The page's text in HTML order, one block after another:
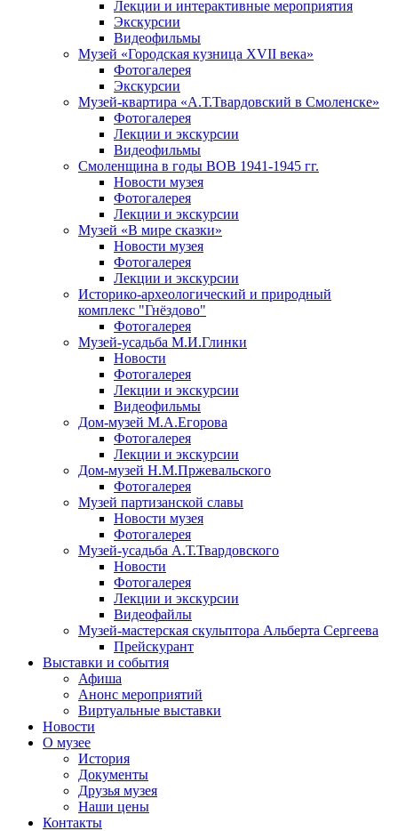
Лекции и интерактивные мероприятия
Экскурсии
Видеофильмы
Музей «Городская кузница XVII века»
Фотогалерея
Экскурсии
Музей-квартира «А.Т.Твардовский в Смоленске»
Фотогалерея
Лекции и экскурсии
Видеофильмы
Смоленщина в годы ВОВ 1941-1945 гг.
Новости музея
Фотогалерея
Лекции и экскурсии
Музей «В мире сказки»
Новости музея
Фотогалерея
Лекции и экскурсии
Историко-археологический и природный
комплекс "Гнёздово"
Фотогалерея
Музей-усадьба М.И.Глинки
Новости
Фотогалерея
Лекции и экскурсии
Видеофильмы
Дом-музей М.А.Егорова
Фотогалерея
Лекции и экскурсии
Дом-музей Н.М.Пржевальского
Фотогалерея
Музей партизанской славы
Новости музея
Фотогалерея
Музей-усадьба А.Т.Твардовского
Новости
Фотогалерея
Лекции и экскурсии
Видеофайлы
Музей-мастерская скульптора Альберта Сергеева
Прейскурант
Выставки и события
Афиша
Анонс мероприятий
Виртуальные выставки
Новости
О музее
История
Документы
Друзья музея
Наши цены
Контакты